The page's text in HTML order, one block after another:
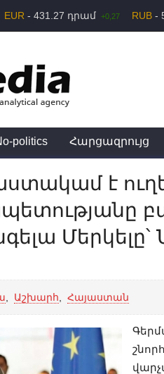
EUR - 431.27 դրամ +0,27 RUB -
politics Հարցազրույց
է
Մերկելը՝
Աշխարհ Հայաստան